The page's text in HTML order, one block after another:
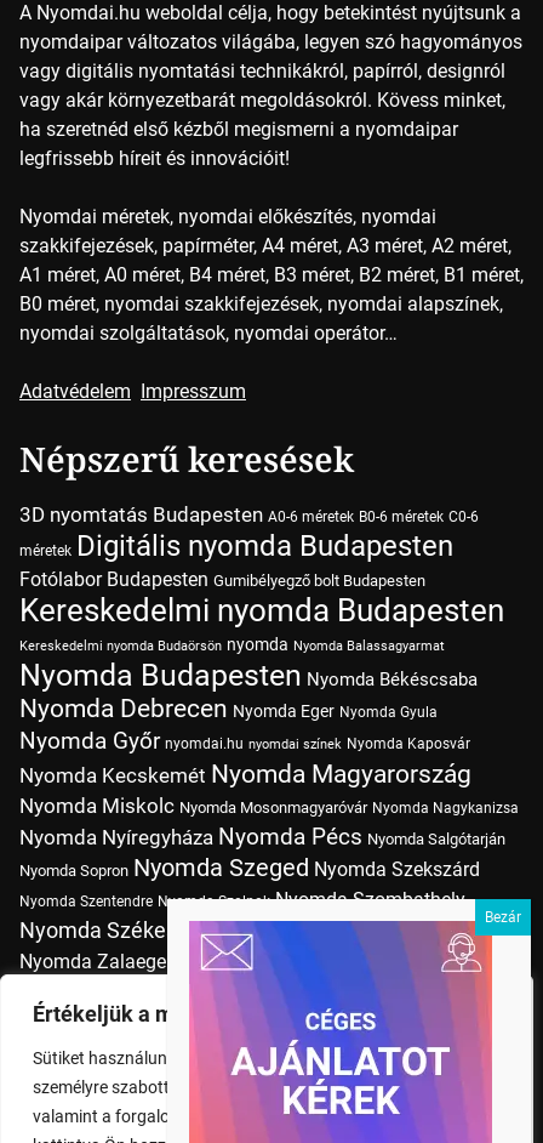
Értékeljük a magánéletét
Sütiket használunk a böngészési élmény fokozására,
személyre szabott hirdetések vagy tartalmak megjelenítésére,
valamint a forgalom elemzésére. A "Mindent elfogad" gombra
A Nyomdai.hu weboldal célja, hogy betekintést nyújtsunk a
nyomdaipar változatos világába, legyen szó hagyományos
vagy digitális nyomtatási technikákról, papírról, designról
vagy akár környezetbarát megoldásokról. Kövess minket,
ha szeretnéd első kézből megismerni a nyomdaipar
legfrissebb híreit és innovációit!
Nyomdai méretek, nyomdai előkészítés, nyomdai
szakkifejezések, papírméter, A4 méret, A3 méret, A2 méret,
A1 méret, A0 méret, B4 méret, B3 méret, B2 méret, B1 méret,
B0 méret, nyomdai szakkifejezések, nyomdai alapszínek,
nyomdai szolgáltatások, nyomdai operátor…
Adatvédelem Impresszum
Népszerű keresések
3D nyomtatás Budapesten A0-6 méretek B0-6 méretek C0-6
méretek Digitális nyomda Budapesten
Fotólabor Budapesten Gumibélyegző bolt Budapesten
Kereskedelmi nyomda Budapesten
Kereskedelmi nyomda Budaörsön nyomda Nyomda Balassagyarmat
Nyomda Budapesten Nyomda Békéscsaba
Nyomda Debrecen Nyomda Eger Nyomda Gyula
Nyomda Győr nyomdai.hu nyomdai színek Nyomda Kaposvár
Nyomda Kecskemét Nyomda Magyarország
Nyomda Miskolc Nyomda Mosonmagyaróvár Nyomda Nagykanizsa
Nyomda Nyíregyháza Nyomda Pécs Nyomda Salgótarján
Nyomda Sopron Nyomda Szeged Nyomda Szekszárd
Nyomda Szentendre Nyomda Szolnok Nyomda Szombathely
Nyomda Székesfehérvár Nyomda Tatabánya Nyomda Vác
Nyomda Zalaegerszeg Nyomda Érd nyomtatás
Nyomtatás Budapesten
Pólónyomtatás Budapesten Szitanyomda Budapesten
Tudásbázis